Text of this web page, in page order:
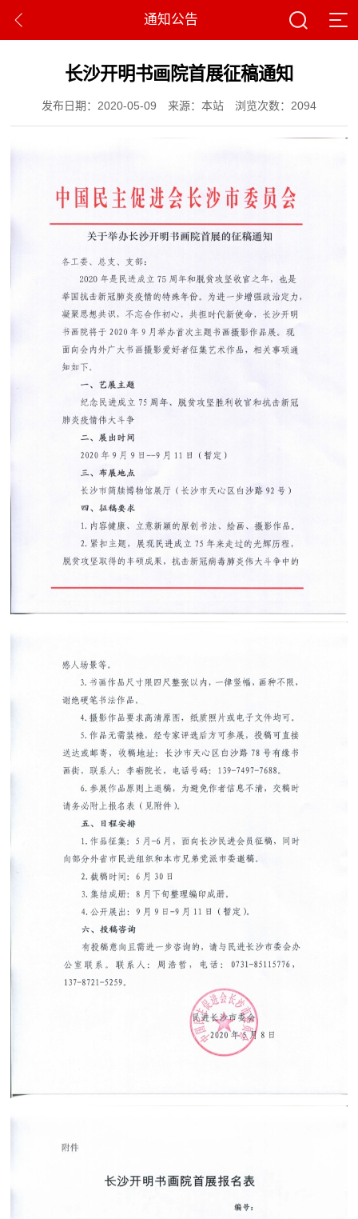
通知公告
长沙开明书画院首展征稿通知
发布日期：2020-05-09 来源：本站 浏览次数：2094